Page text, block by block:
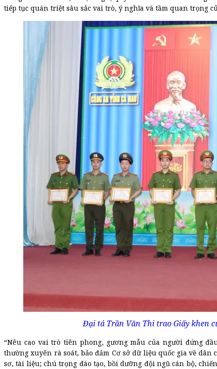
tiếp tục quán triệt sâu sắc vai trò, ý nghĩa và tầm quan trọng
Đại tá Trần Văn Thi trao Giấy khen
“Nêu cao vai trò tiên phong, gương mẫu của người đứng
thường xuyên rà soát, bảo đảm Cơ sở dữ liệu quốc gia về dân
sơ, tài liệu; chú trọng đào tạo, bồi dưỡng đội ngũ cán bộ,